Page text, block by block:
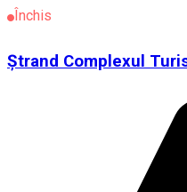
Închis
Ștrand Complexul